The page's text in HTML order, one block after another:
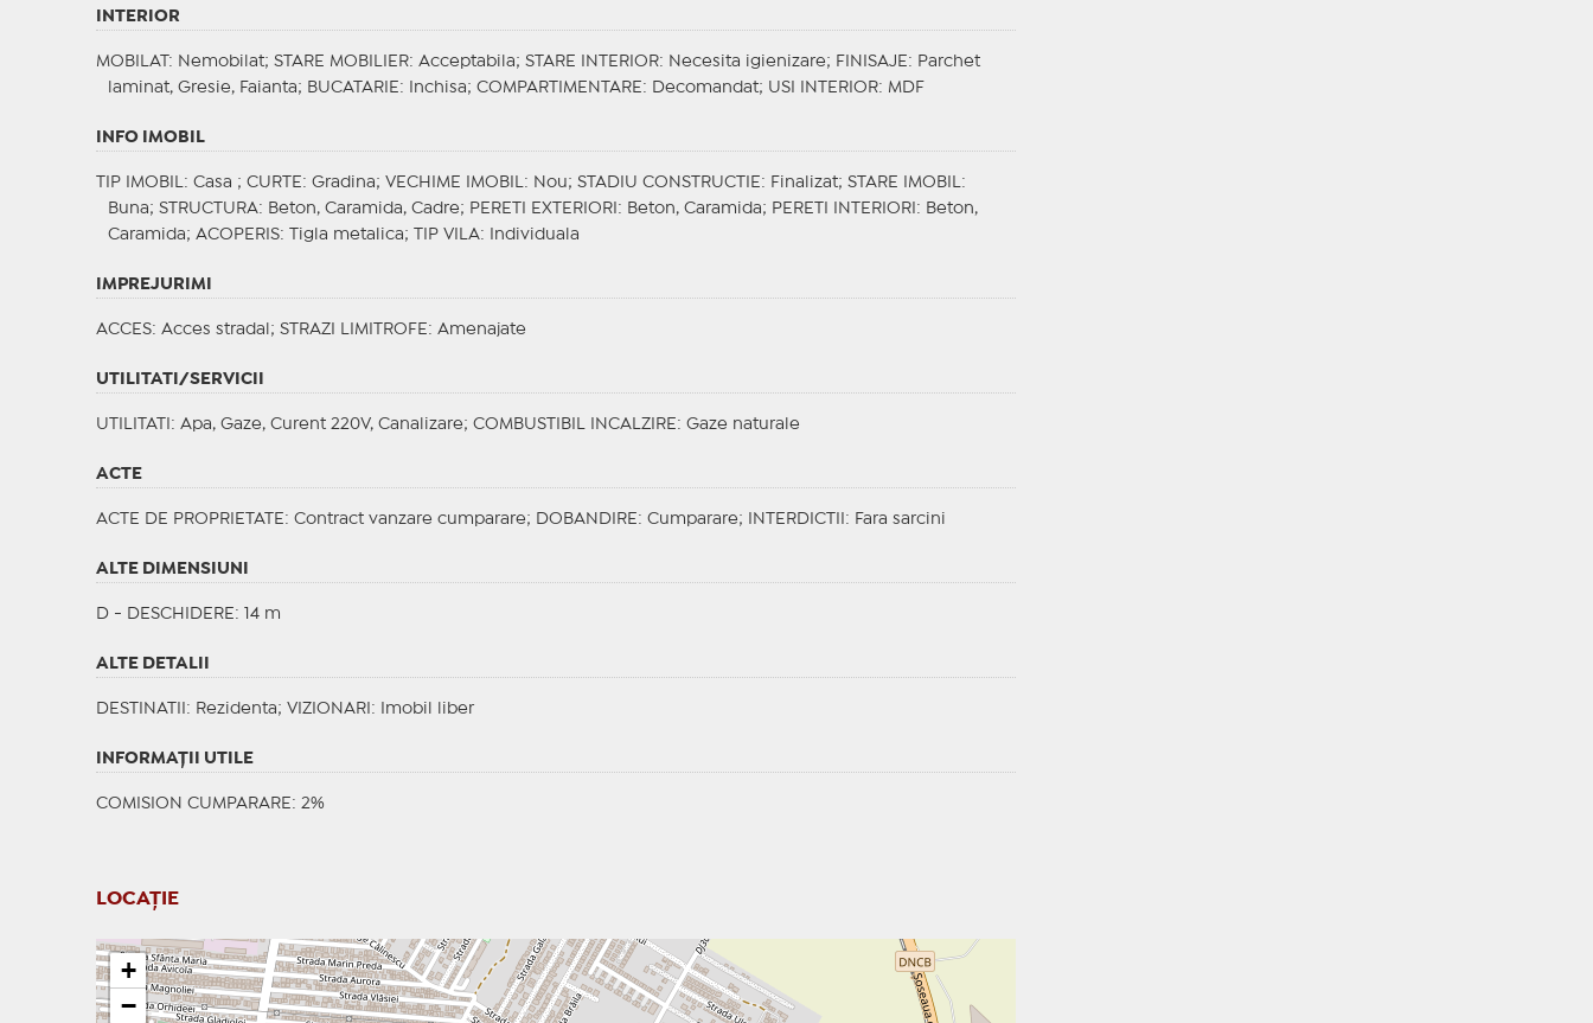
INTERIOR
MOBILAT : Nemobilat; STARE MOBILIER: Acceptabila; STARE INTERIOR: Necesita igienizare; FINISAJE : Parchet
laminat, Gresie, Faianta; BUCATARIE : Inchisa; COMPARTIMENTARE : Decomandat; USI INTERIOR: MDF
INFO IMOBIL
TIP IMOBIL : Casa ; CURTE : Gradina; VECHIME IMOBIL : Nou; STADIU CONSTRUCTIE : Finalizat; STARE IMOBIL
:
Buna; STRUCTURA: Beton, Caramida, Cadre; PERETI EXTERIORI : Beton, Caramida; PERETI INTERIORI : Beton,
Caramida; ACOPERIS: Tigla metalica; TIP VILA: Individuala
IMPREJURIMI
ACCES: Acces stradal; STRAZI LIMITROFE : Amenajate
UTILITATI/SERVICII
UTILITATI : Apa, Gaze, Curent 220V, Canalizare; COMBUSTIBIL INCALZIRE : Gaze naturale
ACTE
ACTE DE PROPRIETATE : Contract vanzare cumparare; DOBANDIRE : Cumparare; INTERDICTII : Fara sarcini
ALTE DIMENSIUNI
D - DESCHIDERE: 14 m
ALTE DETALII
DESTINATII : Rezidenta; VIZIONARI : Imobil liber
INFORMAŢII UTILE
COMISION CUMPARARE: 2%
LOCAȚIE
+
−